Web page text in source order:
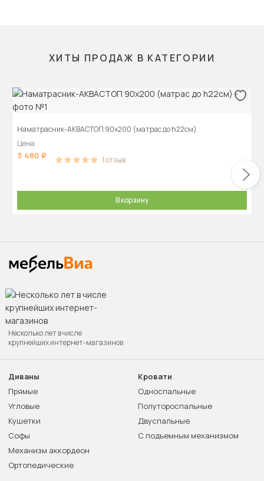
ХИТЫ ПРОДАЖ В КАТЕГОРИИ
Наматрасник-АКВАСТОП 90х200 (матрас до h22см)
Цена
3 480 1отзыв
В корзину
Несколько лет в числе
крупнейших интернет-магазинов
Диваны
Прямые
Угловые
Кушетки
Софы
Механизм аккордеон
Ортопедические
Кровати
Односпальные
Полутороспальные
Двуспальные
С подъемным механизмом